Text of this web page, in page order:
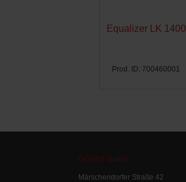
Equalizer LK 1400
Prod. ID: 700460001
GIGANT GmbH
Märschendorfer Straße 42